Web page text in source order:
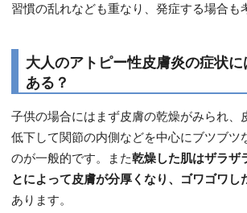
習慣の乱れなども重なり、発症する場合も
大人のアトピー性皮膚炎の症状
ある？
子供の場合にはまず皮膚の乾燥がみられ、
低下して関節の内側などを中心にブツブツ
のが一般的です。また乾燥した肌はザラザ
とによって皮膚が分厚くなり、ゴワゴワし
あります。